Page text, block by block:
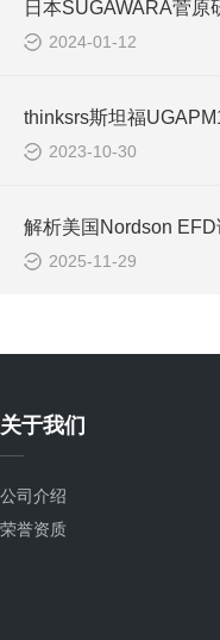
2024-01-12
2023-10-30
2025-11-29
关于我们
公司介绍
荣誉资质